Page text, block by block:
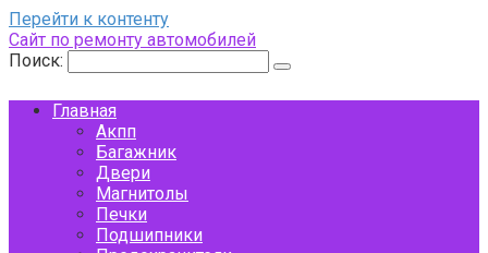
Перейти к контенту
Сайт по ремонту автомобилей
Поиск:
Главная
Акпп
Багажник
Двери
Магнитолы
Печки
Подшипники